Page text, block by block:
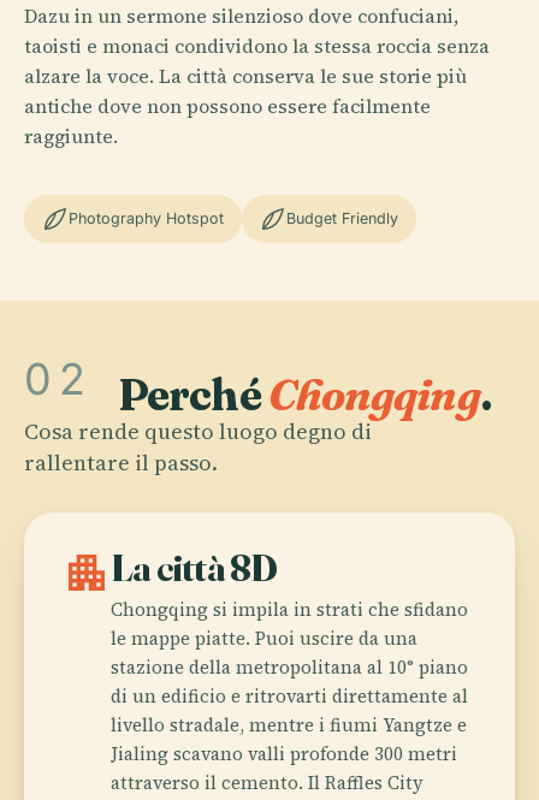
Dazu in un sermone silenzioso dove confuciani,
taoisti e monaci condividono la stessa roccia senza
alzare la voce. La città conserva le sue storie più
antiche dove non possono essere facilmente
raggiunte.
Photography Hotspot Budget Friendly
02 PerchéChongqing.
Cosa rende questo luogo degno di
rallentare il passo.
apartmentLa città 8D
Chongqing si impila in strati che sfidano
le mappe piatte. Puoi uscire da una
stazione della metropolitana al 10° piano
di un edificio e ritrovarti direttamente al
livello stradale, mentre i fiumi Yangtze e
Jialing scavano valli profonde 300 metri
attraverso il cemento. Il Raffles City